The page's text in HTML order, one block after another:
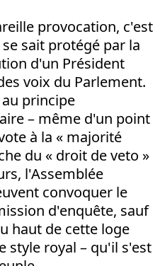
provocation, c'est
sait protégé par la
d'un Président
voix du Parlement.
principe
– même d'un point
à la « majorité
du « droit de veto »
l'Assemblée
convoquer le
d'enquête, sauf
haut de cette loge
style royal – qu'il s'est